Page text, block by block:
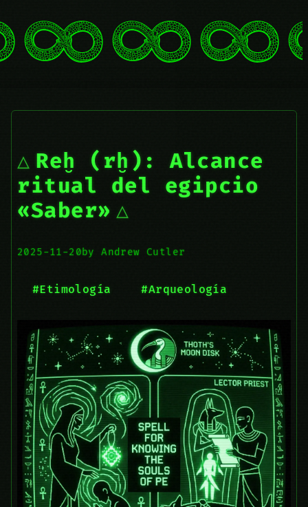
Reḫ (rḫ): Alcance
ritual del egipcio
«Saber»
2025-11-20by Andrew Cutler
#Etimología #Arqueología